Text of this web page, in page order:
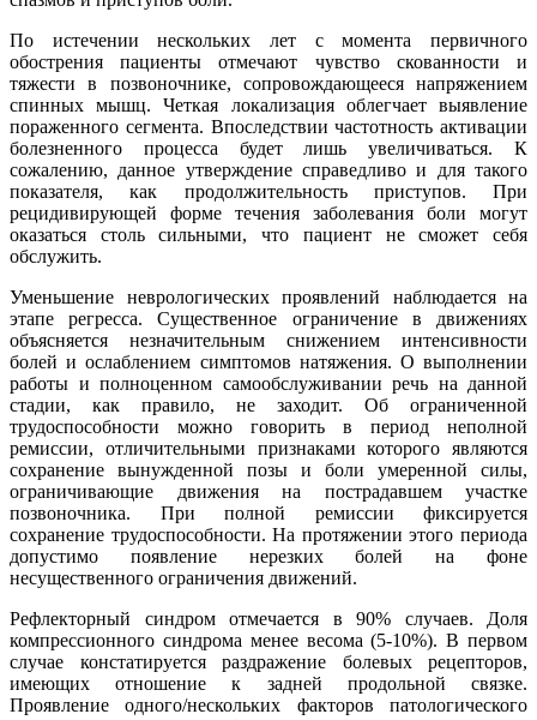
По истечении нескольких лет с момента первичного
обострения пациенты отмечают чувство скованности и
тяжести в позвоночнике, сопровождающееся напряжением
спинных мышц. Четкая локализация облегчает выявление
пораженного сегмента. Впоследствии частотность активации
болезненного процесса будет лишь увеличиваться. К
сожалению, данное утверждение справедливо и для такого
показателя, как продолжительность приступов. При
рецидивирующей форме течения заболевания боли могут
оказаться столь сильными, что пациент не сможет себя
обслужить.
Уменьшение неврологических проявлений наблюдается на
этапе регресса. Существенное ограничение в движениях
объясняется незначительным снижением интенсивности
болей и ослаблением симптомов натяжения. О выполнении
работы и полноценном самообслуживании речь на данной
стадии, как правило, не заходит. Об ограниченной
трудоспособности можно говорить в период неполной
ремиссии, отличительными признаками которого являются
сохранение вынужденной позы и боли умеренной силы,
ограничивающие движения на пострадавшем участке
позвоночника. При полной ремиссии фиксируется
сохранение трудоспособности. На протяжении этого периода
допустимо появление нерезких болей на фоне
несущественного ограничения движений.
Рефлекторный синдром отмечается в 90% случаев. Доля
компрессионного синдрома менее весома (5-10%). В первом
случае констатируется раздражение болевых рецепторов,
имеющих отношение к задней продольной связке.
Проявление одного/нескольких факторов патологического